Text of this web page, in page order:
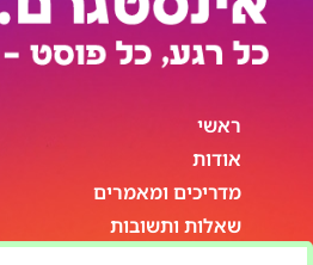
ראשי
אודות
מדריכים ומאמרים
שאלות ותשובות